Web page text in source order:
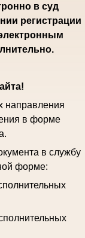
в суд
регистрации
направления
в форме
в службу
форме: